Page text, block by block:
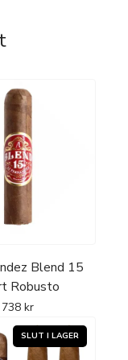
Blend 15
Robusto
738 kr